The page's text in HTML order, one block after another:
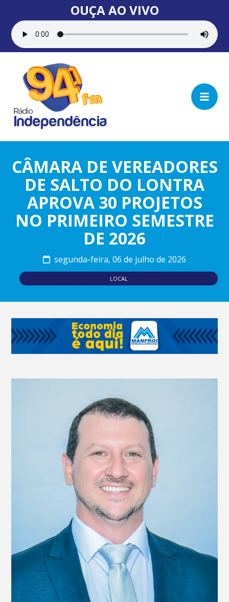
OUÇA AO VIVO
CÂMARA DE VEREADORES
DE SALTO DO LONTRA
APROVA 30 PROJETOS
NO PRIMEIRO SEMESTRE
DE 2026
segunda-feira, 06 de julho de 2026
LOCAL